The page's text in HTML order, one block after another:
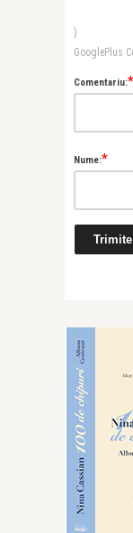
)
GooglePlus
Comentariu:*
Nume:*